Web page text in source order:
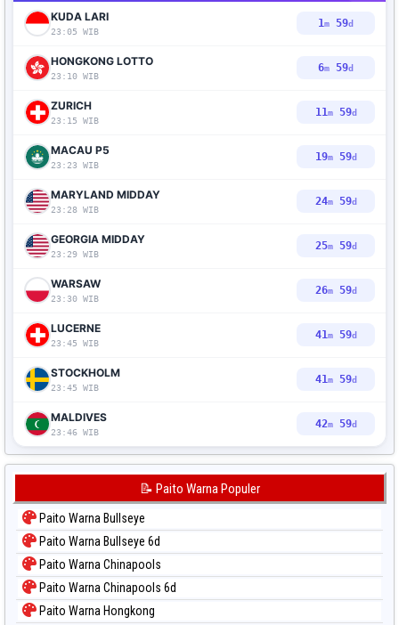
KUDA LARI
23:05 WIB
1m 58d
HONGKONG LOTTO
23:10 WIB
6m 58d
ZURICH
23:15 WIB
11m58d
MACAU P5
23:23 WIB
19m58d
MARYLAND MIDDAY
23:28 WIB
24m58d
GEORGIA MIDDAY
23:29 WIB
25m58d
WARSAW
23:30 WIB
26m58d
LUCERNE
23:45 WIB
41m58d
STOCKHOLM
23:45 WIB
41m58d
MALDIVES
23:46 WIB
42m58d
📝 Paito Warna Populer
Paito Warna Bullseye
Paito Warna Bullseye 6d
Paito Warna Chinapools
Paito Warna Chinapools 6d
Paito Warna Hongkong